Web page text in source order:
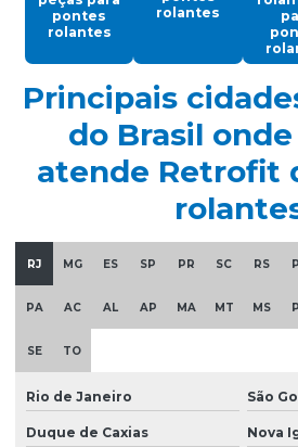
Discos de freios ponte rolante
Distribuidor autorizado swf krantechnik
Empresa especializada em manutenção
Empresa de ponte rolante
Empresa de talha elétrica
Empresas de barramento blindado
Empresas de manutenção em ponte
Equipamentos swf krantechnik brasil
pontes
rolantes
rolantes
Principais
do Brasil
atende Retrofit
RJ MG ES SP PR SC RS
PA AC AL AP MA MT MS
SE TO
Rio de Janeiro São
Duque de Caxias Nova